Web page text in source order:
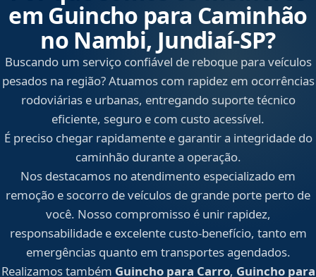
em Guincho para Caminhão
no Nambi, Jundiaí‑SP?
Buscando um serviço confiável de reboque para veículos
pesados na região? Atuamos com rapidez em ocorrências
rodoviárias e urbanas, entregando suporte técnico
eficiente, seguro e com custo acessível.
É preciso chegar rapidamente e garantir a integridade do
caminhão durante a operação.
Nos destacamos no atendimento especializado em
remoção e socorro de veículos de grande porte perto de
você. Nosso compromisso é unir rapidez,
responsabilidade e excelente custo-benefício, tanto em
emergências quanto em transportes agendados.
Realizamos também Guincho para Carro, Guincho para